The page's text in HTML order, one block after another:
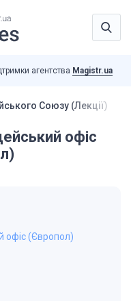
агентства Magistr.ua
Союзу (Лекції)
офіс
офіс (Європол)